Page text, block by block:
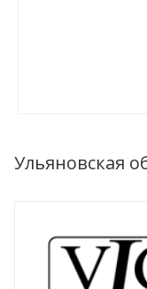
Ульяновская